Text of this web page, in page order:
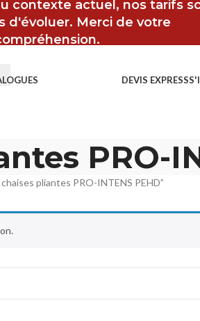
contexte actuel, nos tarifs
d'évoluer. Merci de votre
DEVIS EXPRESS
PRO-
pliantes PRO-INTENS PEHD”